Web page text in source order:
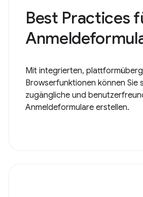
Best Practices
Mit integrierten,
Browserfunktionen können Sie
zugängliche und
Anmeldeformulare erstellen.